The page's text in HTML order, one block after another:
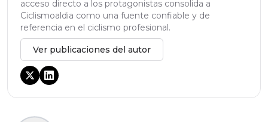
acceso directo a los protagonistas consolida a
Ciclismoaldia como una fuente confiable y de
referencia en el ciclismo profesional.
Ver publicaciones del autor